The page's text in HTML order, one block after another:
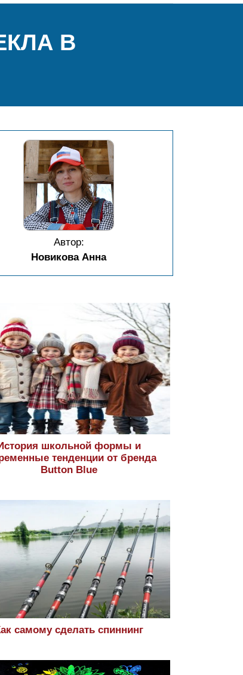
В
Автор:
Новикова Анна
школьной формы и
тенденции от бренда
Button Blue
самому сделать спиннинг